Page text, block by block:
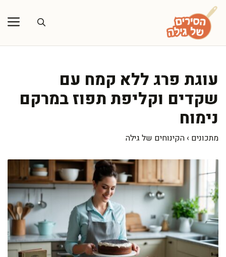
לדלג
לתוכן
עוגת פרג ללא קמח עם
שקדים וקליפת תפוז במרקם
נימוח
מתכונים › הקינוחים של גילה